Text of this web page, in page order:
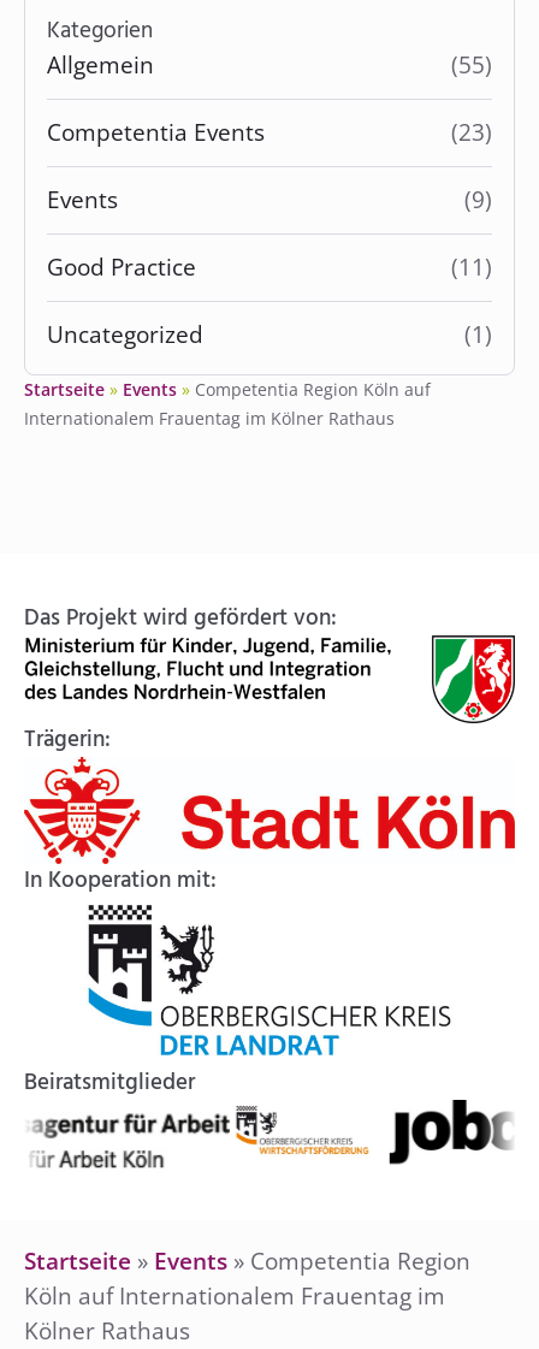
Kategorien
Allgemein (55)
Competentia Events (23)
Events (9)
Good Practice (11)
Uncategorized (1)
Startseite » Events » Competentia Region Köln auf
Internationalem Frauentag im Kölner Rathaus
Das Projekt wird gefördert von:
Trägerin:
In Kooperation mit:
Beiratsmitglieder
Startseite » Events » Competentia Region
Köln auf Internationalem Frauentag im
Kölner Rathaus